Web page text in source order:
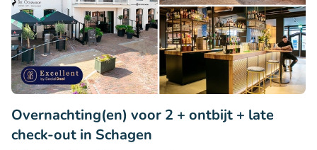
Overnachting(en) voor 2 + ontbijt + late
check-out in Schagen